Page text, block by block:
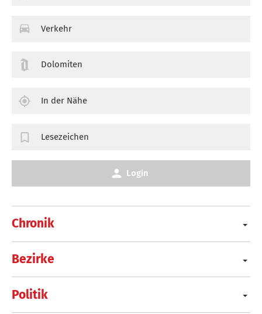
Chronik
Bezirke
Politik
Verkehr
Dolomiten
In der Nähe
Lesezeichen
Login